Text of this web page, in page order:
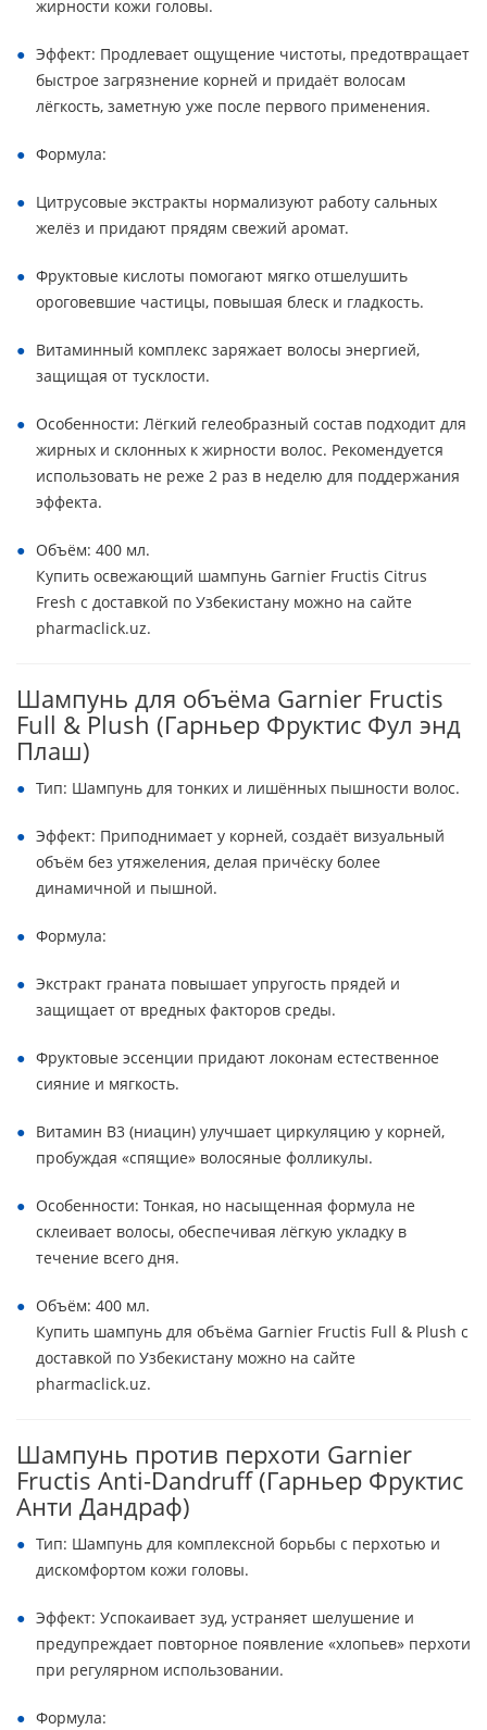
жирности кожи головы.
Эффект: Продлевает ощущение чистоты, предотвращает
быстрое загрязнение корней и придаёт волосам
лёгкость, заметную уже после первого применения.
Формула:
Цитрусовые экстракты нормализуют работу сальных
желёз и придают прядям свежий аромат.
Фруктовые кислоты помогают мягко отшелушить
ороговевшие частицы, повышая блеск и гладкость.
Витаминный комплекс заряжает волосы энергией,
защищая от тусклости.
Особенности: Лёгкий гелеобразный состав подходит для
жирных и склонных к жирности волос. Рекомендуется
использовать не реже 2 раз в неделю для поддержания
эффекта.
Объём: 400 мл.
Купить освежающий шампунь Garnier Fructis Citrus
Fresh с доставкой по Узбекистану можно на сайте
pharmaclick.uz.
Шампунь для объёма Garnier Fructis
Full & Plush (Гарньер Фруктис Фул энд
Плаш)
Тип: Шампунь для тонких и лишённых пышности волос.
Эффект: Приподнимает у корней, создаёт визуальный
объём без утяжеления, делая причёску более
динамичной и пышной.
Формула:
Экстракт граната повышает упругость прядей и
защищает от вредных факторов среды.
Фруктовые эссенции придают локонам естественное
сияние и мягкость.
Витамин B3 (ниацин) улучшает циркуляцию у корней,
пробуждая «спящие» волосяные фолликулы.
Особенности: Тонкая, но насыщенная формула не
склеивает волосы, обеспечивая лёгкую укладку в
течение всего дня.
Объём: 400 мл.
Купить шампунь для объёма Garnier Fructis Full & Plush с
доставкой по Узбекистану можно на сайте
pharmaclick.uz.
Шампунь против перхоти Garnier
Fructis Anti-Dandruff (Гарньер Фруктис
Анти Дандраф)
Тип: Шампунь для комплексной борьбы с перхотью и
дискомфортом кожи головы.
Эффект: Успокаивает зуд, устраняет шелушение и
предупреждает повторное появление «хлопьев» перхоти
при регулярном использовании.
Формула: